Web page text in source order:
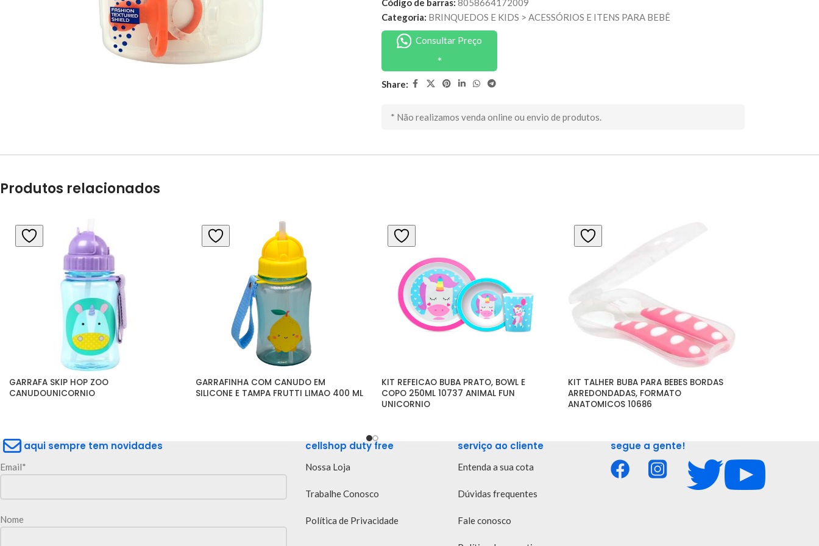
Código de barras: 8058664172009
Categoria: BRINQUEDOS E KIDS > ACESSÓRIOS E ITENS PARA BEBÊ
Consultar Preço
Share:
* Não realizamos venda online ou envio de produtos.
Produtos relacionados
GARRAFA SKIP HOP ZOO
CANUDOUNICORNIO
GARRAFINHA COM CANUDO EM
SILICONE E TAMPA FRUTTI LIMAO 400 ML
KIT REFEICAO BUBA PRATO, BOWL E
COPO 250ML 10737 ANIMAL FUN
UNICORNIO
KIT TALHER BUBA PARA BEBES BORDAS
ARREDONDADAS, FORMATO
ANATOMICOS 10686
aqui sempre tem novidades
Email*
Nome
cellshop duty free
Nossa Loja
Trabalhe Conosco
Política de Privacidade
serviço ao cliente
Entenda a sua cota
Dúvidas frequentes
Fale conosco
segue a gente!